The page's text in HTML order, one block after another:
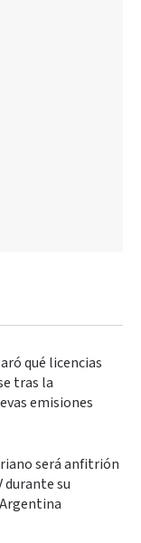
qué licencias
tras la
emisiones
será anfitrión
durante su